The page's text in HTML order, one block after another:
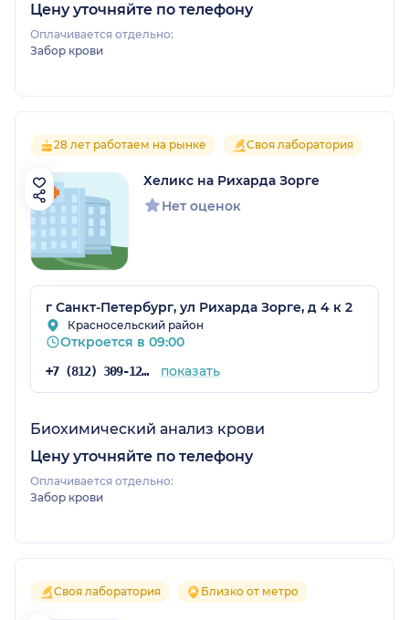
Цену уточняйте по телефону
Оплачивается отдельно:
Забор крови
28 лет работаем на рынке Своя лаборатория
Хеликс на Рихарда Зорге
Нет оценок
г Санкт-Петербург, ул Рихарда Зорге, д 4 к 2
Красносельский район
Откроется в 09:00
+7 (812) 309-12-21 показать
Биохимический анализ крови
Цену уточняйте по телефону
Оплачивается отдельно:
Забор крови
Своя лаборатория Близко от метро